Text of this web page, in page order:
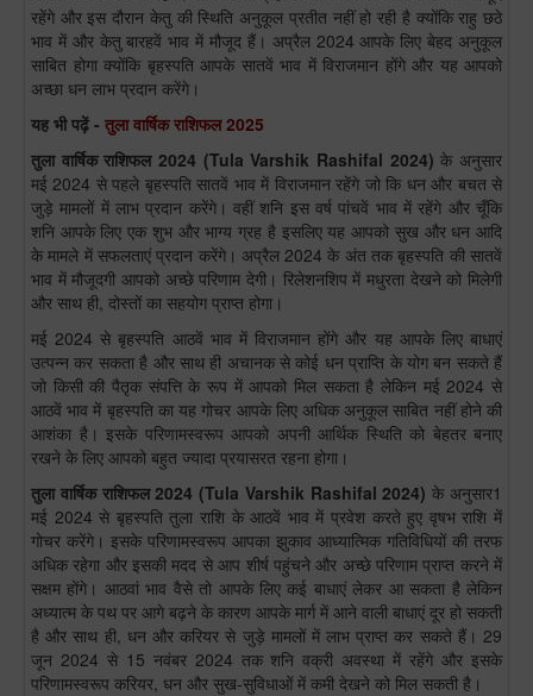
रहेंगे और इस दौरान केतु की स्थिति अनुकूल प्रतीत नहीं हो रही है क्योंकि राहु छठे
भाव में और केतु बारहवें भाव में मौजूद हैं। अप्रैल 2024 आपके लिए बेहद अनुकूल
साबित होगा क्योंकि बृहस्पति आपके सातवें भाव में विराजमान होंगे और यह आपको
अच्छा धन लाभ प्रदान करेंगे।
यह भी पढ़ें - तुला वार्षिक राशिफल 2025
तुलावार्षिक राशिफल 2024 (Tula Varshik Rashifal 2024)के अनुसार
मई 2024 से पहले बृहस्पति सातवें भाव में विराजमान रहेंगे जो कि धन और बचत से
जुड़े मामलों में लाभ प्रदान करेंगे। वहीं शनि इस वर्ष पांचवें भाव में रहेंगे और चूँकि
शनि आपके लिए एक शुभ और भाग्य ग्रह है इसलिए यह आपको सुख और धन आदि
के मामले में सफलताएं प्रदान करेंगे। अप्रैल 2024 के अंत तक बृहस्पति की सातवें
भाव में मौजूदगी आपको अच्छे परिणाम देगी। रिलेशनशिप में मधुरता देखने को मिलेगी
और साथ ही, दोस्तों का सहयोग प्राप्त होगा।
मई 2024 से बृहस्पति आठवें भाव में विराजमान होंगे और यह आपके लिए बाधाएं
उत्पन्न कर सकता है और साथ ही अचानक से कोई धन प्राप्ति के योग बन सकते हैं
जो किसी की पैतृक संपत्ति के रूप में आपको मिल सकता है लेकिन मई 2024 से
आठवें भाव में बृहस्पति का यह गोचर आपके लिए अधिक अनुकूल साबित नहीं होने की
आशंका है। इसके परिणामस्वरूप आपको अपनी आर्थिक स्थिति को बेहतर बनाए
रखने के लिए आपको बहुत ज्यादा प्रयासरत रहना होगा।
तुलावार्षिक राशिफल 2024(Tula Varshik Rashifal 2024)के अनुसार1
मई 2024 से बृहस्पति तुला राशि के आठवें भाव में प्रवेश करते हुए वृषभ राशि में
गोचर करेंगे। इसके परिणामस्वरूप आपका झुकाव आध्यात्मिक गतिविधियों की तरफ
अधिक रहेगा और इसकी मदद से आप शीर्ष पहुंचने और अच्छे परिणाम प्राप्त करने में
सक्षम होंगे। आठवां भाव वैसे तो आपके लिए कई बाधाएं लेकर आ सकता है लेकिन
अध्यात्म के पथ पर आगे बढ़ने के कारण आपके मार्ग में आने वाली बाधाएं दूर हो सकती
है और साथ ही, धन और करियर से जुड़े मामलों में लाभ प्राप्त कर सकते हैं। 29
जून 2024 से 15 नवंबर 2024 तक शनि वक्री अवस्था में रहेंगे और इसके
परिणामस्वरूप करियर, धन और सुख-सुविधाओं में कमी देखने को मिल सकती है।